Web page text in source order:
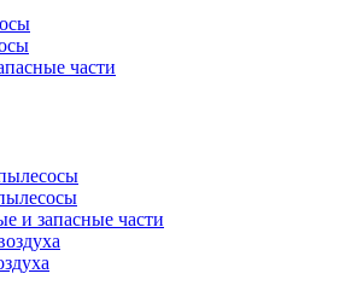
части
и запасные части